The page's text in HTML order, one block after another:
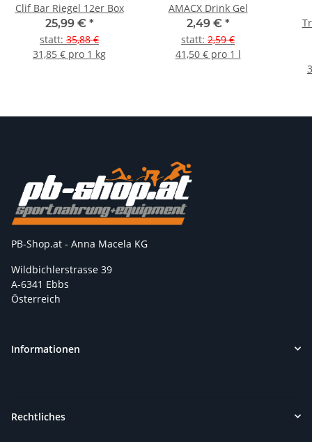
Clif Bar Riegel 12er Box
25,99 € *
statt: 35,88 €
31,85 € pro 1 kg
AMACX Drink Gel
2,49 € *
statt: 2,59 €
41,50 € pro 1 l
PB-Shop.at - Anna Macela KG
Wildbichlerstrasse 39
A-6341 Ebbs
Österreich
Informationen
Rechtliches